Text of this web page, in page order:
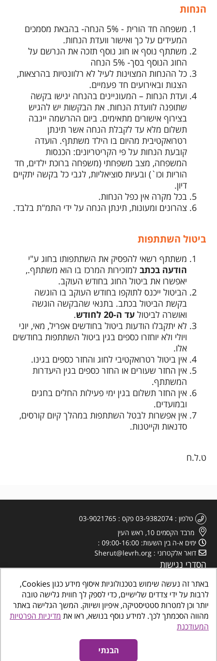
הנחות
משפחה חד הורית - 5% הנחה- בהבאת מסמכים
המעידים על כך ואישור וועדת הנחות.
משתתף נוסף או חוג נוסף תזכה את הנרשם על
החוג הנוסף בסך- 5% הנחה
כל ההנחות המצוינות לעיל לא רלוונטיות בהרצאות,
הצגות ובאירועים חד פעמיים.
ועדת הנחות – המעוניינים בהנחה יגישו בקשה
שתופנה לוועדת הנחות. את הבקשות יש להגיש
בצירוף אישורים מתאימים. ביום ההרשמה ייגבה
תשלום מלא עד לקבלת הנחה אשר תינתן
רטרואקטיבית מהיום בו הילד משתתף. הועדה
קובעת הנחות על פי הקריטריונים: הכנסות
המשפחה, מצב משפחתי (משפחה ברוכת ילדים, חד
הוריות וכו`) ובעיות סוציאליות, לגבי כל בקשה יתקיים
דיון.
בכל מקרה אין כפל הנחות.
צהרונים ומעונות, תינתן הנחה על ידי התמ"ת בלבד.
ביטול השתתפות
משתתף רשאי להפסיק את השתתפותו בחוג ע"י
הודעה בכתב למזכירות המרכז בו הוא משתתף.,
יאפשרו את ביטול החוג בחודש העוקב.
הביטול ייכנס לתוקפו בחודש העוקב בו הוגשה
בקשת הביטול בכתב. בתנאי שהבקשה הוגשה
ואושרה לביטולעד ה-20 לחודש
.
לא יתקבלו הודעות ביטול בחודשים אפריל, מאי, יוני
ויולי ולא יוחזרו כספים בגין ביטול השתתפות בחודשים
אלו.
אין ביטול רטרואקטיבי לחוג והחזר כספים בגינו.
אין החזר שעורים או החזר כספים בגין היעדרות
המשתתף.
אין החזר תשלום בגין ימי פעילות החלים בחגים
ובמועדים.
אין אפשרות לבטל השתתפות במהלך קיום קורסים,
סדנאות וקייטנות.
ט.ל.ח
טלפון 03-9382074 פקס
03-9021765
מרבד הקסמים 10, ראש העין
ימים א-ה בין השעות: 09:00-16:00
דואר אלקטרוני
Sherut@levrh.org
הסדרי נגישות
אינטרדיל בניית אתרים לעסקים נגישות אתרים
באתר זה נעשה שימוש בטכנולוגיות איסוף מידע כגון Cookies,
לרבות על ידי צדדים שלישיים, כדי לספק לך חווית גלישה טובה
יותר וכן למטרות סטטיסטיקה, איפיון ושיווק. המשך הגלישה באתר
מהווה הסכמתך לכך. למידע נוסף בנושא, ראו את מדיניות הפרטיות
המעודכנת
הבנתי